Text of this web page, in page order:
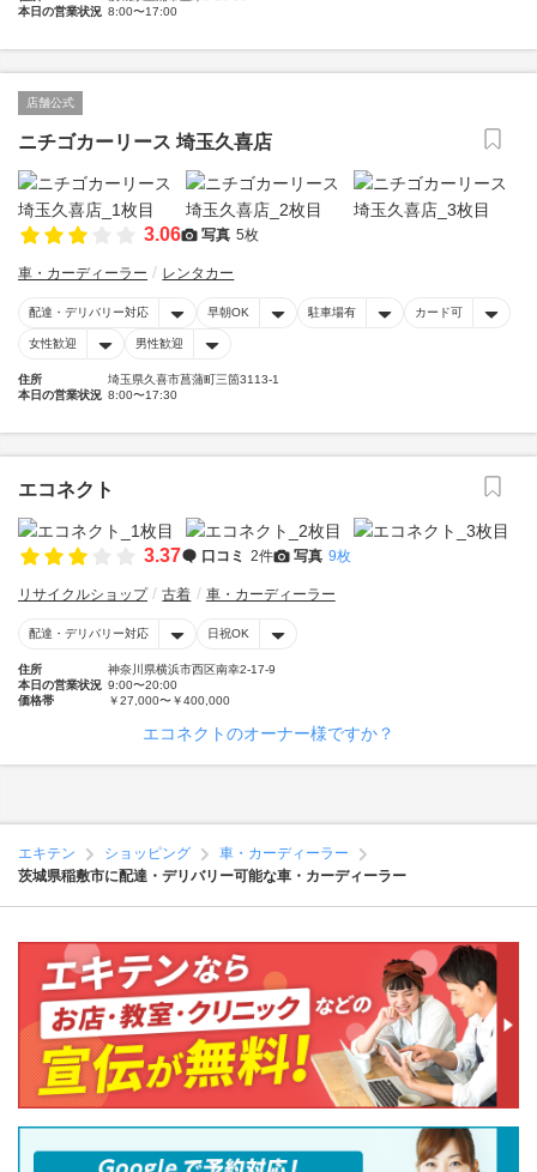
本日の営業状況 8:00〜17:00
店舗公式
ニチゴカーリース 埼玉久喜店
3.06 写真 5枚
車・カーディーラー レンタカー
配達・デリバリー対応 早朝OK 駐車場有 カード可
女性歓迎 男性歓迎
住所
埼玉県久喜市菖蒲町三箇3113-1
本日の営業状況 8:00〜17:30
エコネクト
3.37 口コミ 2件 写真 9枚
リサイクルショップ 古着 車・カーディーラー
配達・デリバリー対応 日祝OK
住所
神奈川県横浜市西区南幸2-17-9
本日の営業状況 9:00〜20:00
価格帯
￥27,000〜￥400,000
エコネクトのオーナー様ですか？
エキテン ショッピング
車・カーディーラー
茨城県稲敷市に配達・デリバリー可能な車・カーディーラー